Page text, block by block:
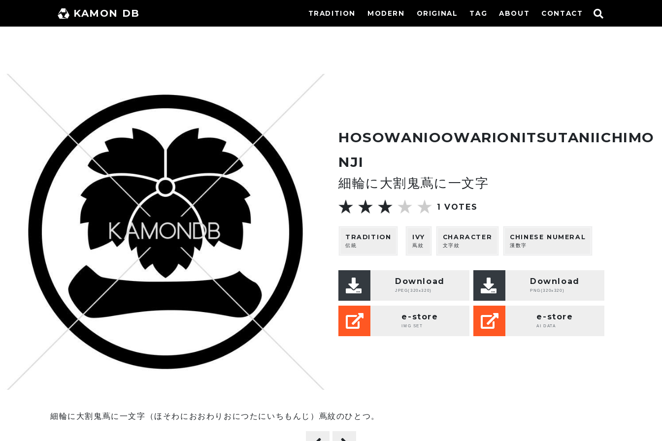
へ
KAMON DB TRADITION MODERN ORIGINAL TAG ABOUT CONTACT
HOSOWANIOOWARIONITSUTANIICHIMO
NJI
細輪に大割鬼蔦に一文字
1 VOTES
TRADITION
伝統
IVY
蔦紋
CHARACTER
文字紋
CHINESE NUMERAL
漢数字
Download
JPEG(320x320)
Download
PNG(320x320)
e-store
IMG SET
e-store
AI DATA
細輪に大割鬼蔦に一文字（ほそわにおおわりおにつたにいちもんじ）蔦紋のひとつ。